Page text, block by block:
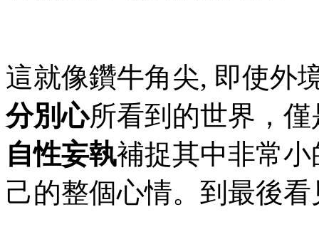
這就像鑽牛角尖, 即使外
分別心所看到的世界，
自性妄執補捉其中非常
己的整個心情。到最後